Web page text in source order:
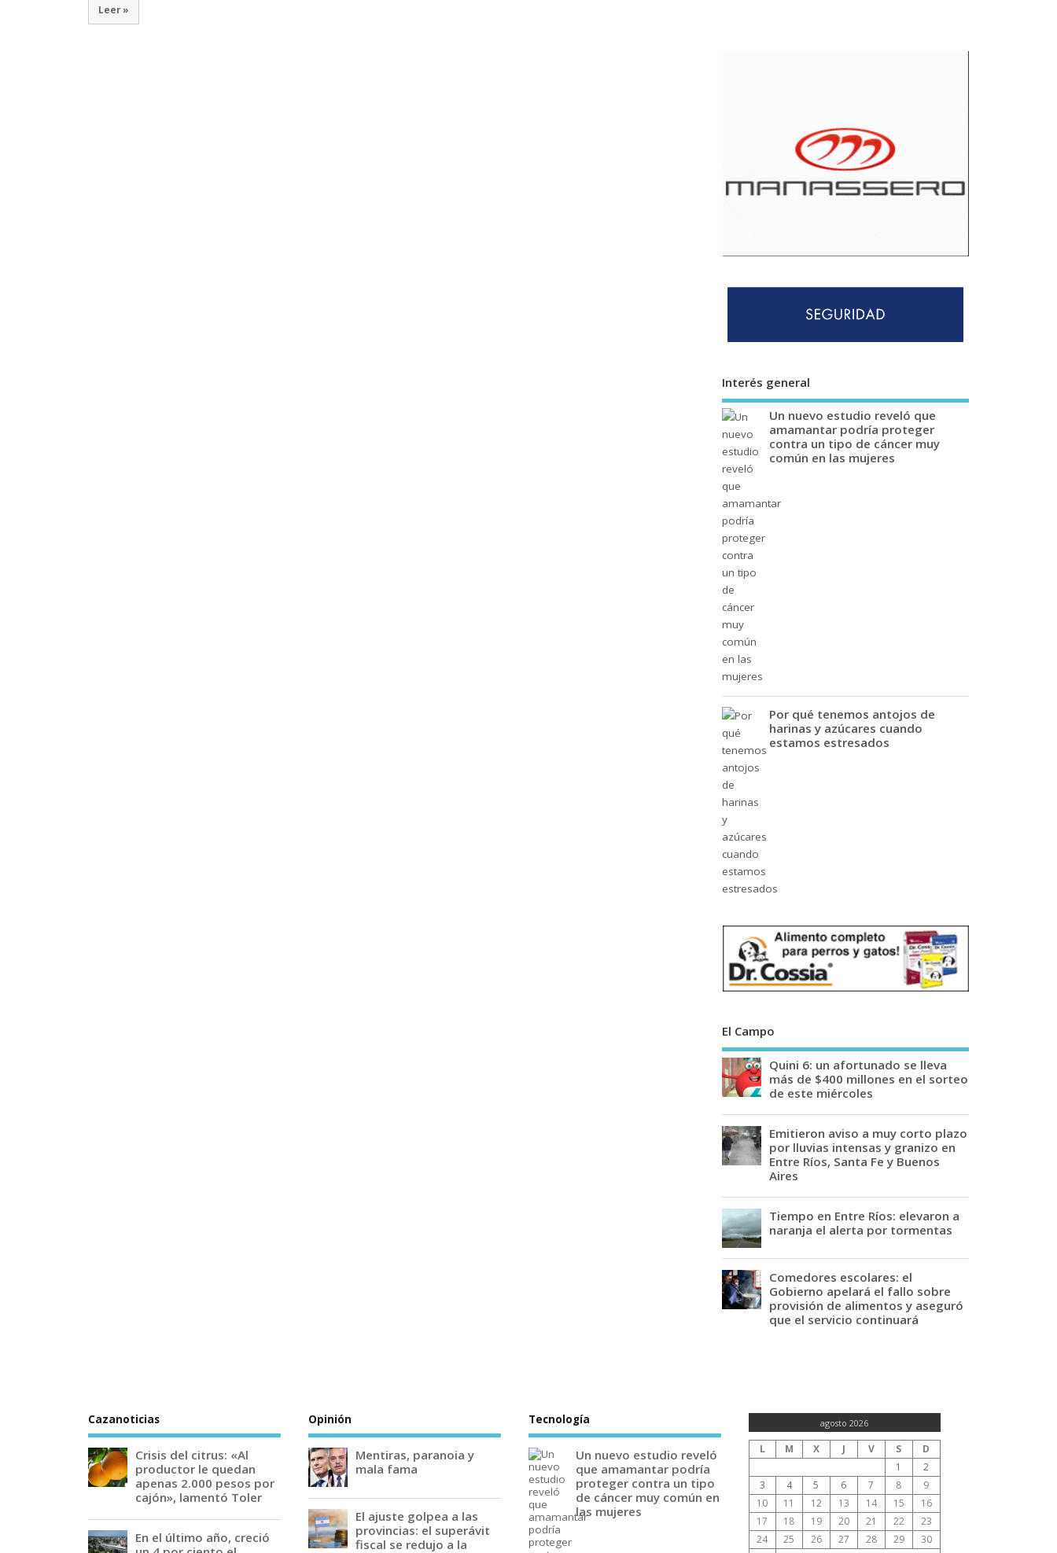
Leer »
Interés general
Un nuevo estudio reveló que
amamantar podría proteger
contra un tipo de cáncer muy
común en las mujeres
Por qué tenemos antojos de
harinas y azúcares cuando
estamos estresados
El Campo
Quini 6: un afortunado se lleva
más de $400 millones en el sorteo
de este miércoles
Emitieron aviso a muy corto plazo
por lluvias intensas y granizo en
Entre Ríos, Santa Fe y Buenos
Aires
Tiempo en Entre Ríos: elevaron a
naranja el alerta por tormentas
Comedores escolares: el
Gobierno apelará el fallo sobre
provisión de alimentos y aseguró
que el servicio continuará
Cazanoticias
Crisis del citrus: «Al
productor le quedan
apenas 2.000 pesos por
cajón», lamentó Toler
En el último año, creció
Opinión
Mentiras, paranoia y
mala fama
El ajuste golpea a las
provincias: el superávit
fiscal se redujo a la
Tecnología
Un nuevo estudio reveló
que amamantar podría
proteger contra un tipo
de cáncer muy común en
las mujeres
agosto 2026
L M X J V S
D
1
2
3
4 5 6 7 8
9
10
11 12 13 14 15
16
17
18 19 20 21 22
23
24
25 26 27 28 29
30